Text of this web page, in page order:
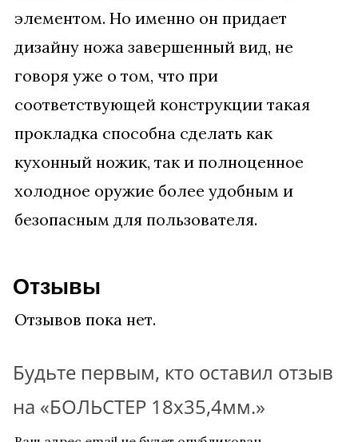
элементом. Но именно он придает
дизайну ножа завершенный вид, не
говоря уже о том, что при
соответствующей конструкции такая
прокладка способна сделать как
кухонный ножик, так и полноценное
холодное оружие более удобным и
безопасным для пользователя.
Отзывы
Отзывов пока нет.
Будьте первым, кто оставил отзыв
на «БОЛЬСТЕР 18х35,4мм.»